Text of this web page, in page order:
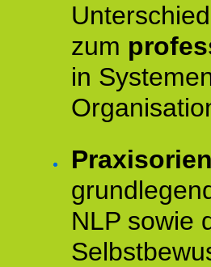
zum
in
NLP sowie